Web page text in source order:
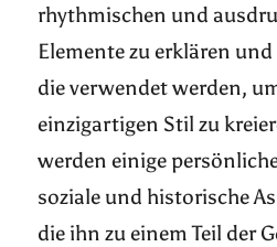
rhythmischen und
Elemente zu erklären
die verwendet werden,
einzigartigen Stil zu
werden einige
soziale und historische
die ihn zu einem Teil der